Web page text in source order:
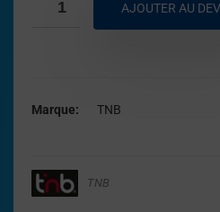
AJOUTER AU
Marque TNB
TNB